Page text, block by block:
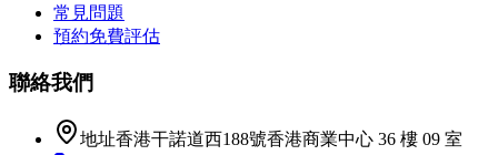
常見問題
預約免費評估
聯絡我們
地址香港干諾道西188號香港商業中心 36 樓 09 室